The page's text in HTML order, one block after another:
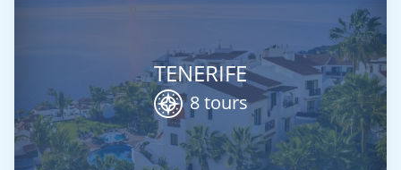
TENERIFE
8 tours